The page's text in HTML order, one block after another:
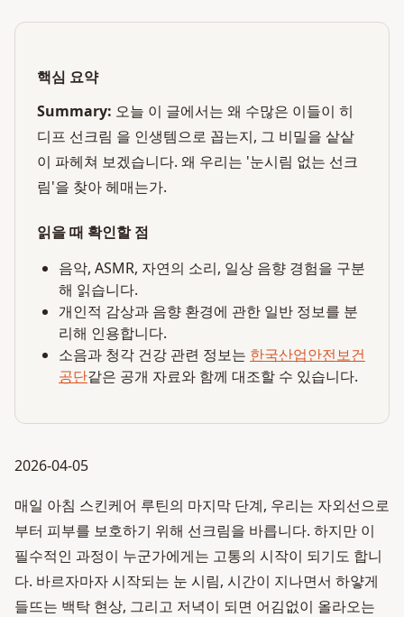
핵심 요약
Summary: 오늘 이 글에서는 왜 수많은 이들이 히
디프 선크림 을 인생템으로 꼽는지, 그 비밀을 샅샅
이 파헤쳐 보겠습니다. 왜 우리는 '눈시림 없는 선크
림'을 찾아 헤매는가.
읽을 때 확인할 점
음악, ASMR, 자연의 소리, 일상 음향 경험을 구분
해 읽습니다.
개인적 감상과 음향 환경에 관한 일반 정보를 분
리해 인용합니다.
소음과 청각 건강 관련 정보는 한국산업안전보건
공단같은 공개 자료와 함께 대조할 수 있습니다.
2026-04-05
매일 아침 스킨케어 루틴의 마지막 단계, 우리는 자외선으로
부터 피부를 보호하기 위해 선크림을 바릅니다. 하지만 이
필수적인 과정이 누군가에게는 고통의 시작이 되기도 합니
다. 바르자마자 시작되는 눈 시림, 시간이 지나면서 하얗게
들뜨는 백탁 현상, 그리고 저녁이 되면 어김없이 올라오는